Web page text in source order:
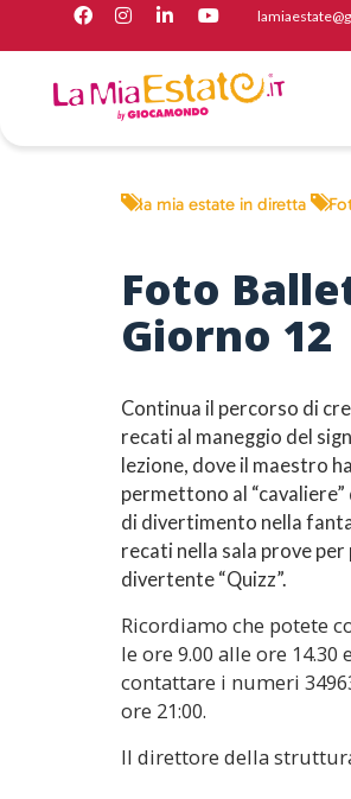
la mia estate in diretta
Foto
Giorno 12
Continua il percorso di
recati al maneggio del
lezione, dove il maestro
permettono al
di divertimento nella
recati nella sala prove
divertente “Quizz”.
Ricordiamo che potete
le ore 9.00 alle ore
contattare i numeri
ore 21:00.
Il direttore della